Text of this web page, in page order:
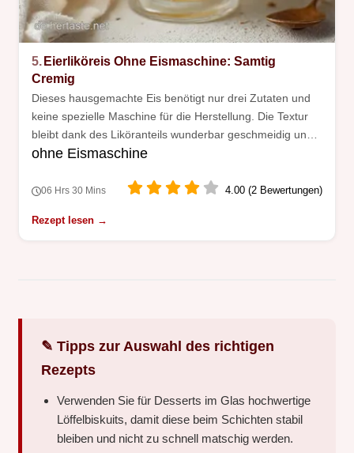
5. Eierliköreis Ohne Eismaschine: Samtig
Cremig
Dieses hausgemachte Eis benötigt nur drei Zutaten und
keine spezielle Maschine für die Herstellung. Die Textur
bleibt dank des Liköranteils wunderbar geschmeidig und
kristallfrei.
ohne Eismaschine
06 Hrs 30 Mins 4.00 (2 Bewertungen)
Rezept lesen →
✎ Tipps zur Auswahl des richtigen
Rezepts
Verwenden Sie für Desserts im Glas hochwertige
Löffelbiskuits, damit diese beim Schichten stabil
bleiben und nicht zu schnell matschig werden.